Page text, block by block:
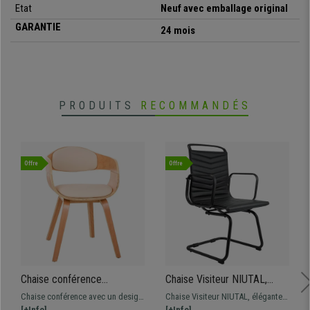
Etat
Neuf avec emballage original
GARANTIE
24 mois
PRODUITS RECOMMANDÉS
Offre
Chaise conférence
BHOUTAN design exclusif,
structure en bois couleur
Chaise conférence avec un design
Offre
Chaise Visiteur NIUTAL,
Elégante, Structure
Métallique Noire, Cuir, Noir
Chaise Visiteur NIUTAL, élégante